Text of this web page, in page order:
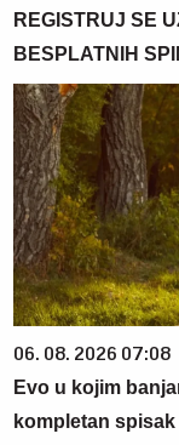
REGISTRUJ SE
BESPLATNIH
06. 08. 2026 07:08
Evo u kojim
kompletan